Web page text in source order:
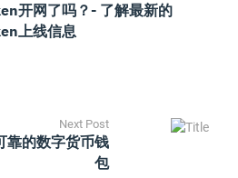
开网了吗？- 了解最新的
上线信息
Next Post
靠的数字货币钱
包